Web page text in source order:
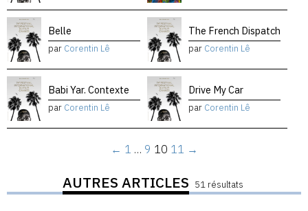
Belle
par Corentin Lê
The French Dispatch
par Corentin Lê
Babi Yar. Contexte
par Corentin Lê
Drive My Car
par Corentin Lê
← 1 … 9 10 11 →
AUTRES ARTICLES 51 résultats